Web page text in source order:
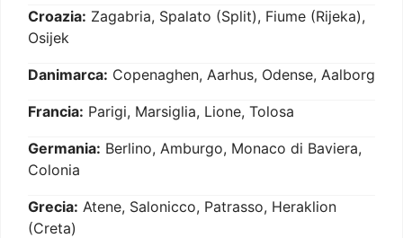
Croazia: Zagabria, Spalato (Split), Fiume (Rijeka),
Osijek
Danimarca: Copenaghen, Aarhus, Odense, Aalborg
Francia: Parigi, Marsiglia, Lione, Tolosa
Germania: Berlino, Amburgo, Monaco di Baviera,
Colonia
Grecia: Atene, Salonicco, Patrasso, Heraklion
(Creta)